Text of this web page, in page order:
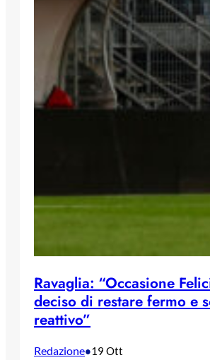
Ravaglia: “Occasione
deciso di restare fermo e
reattivo”
Redazione•19 Ott